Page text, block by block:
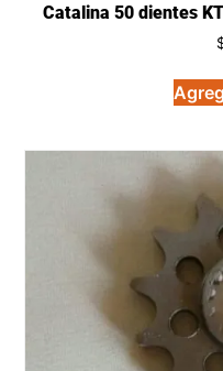
Catalina 50 dientes